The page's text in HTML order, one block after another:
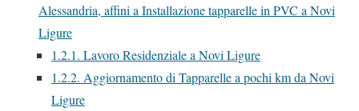
Alessandria, affini a Installazione tapparelle in PVC a Novi
Ligure
1.2.1. Lavoro Residenziale a Novi Ligure
1.2.2. Aggiornamento di Tapparelle a pochi km da Novi
Ligure